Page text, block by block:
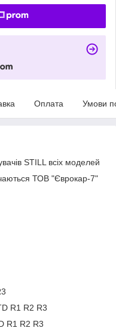
Оплата Умови
STILL всіх моделей
ТОВ "Єврокар-7"
R1 R2 R3
R1 R2 R3